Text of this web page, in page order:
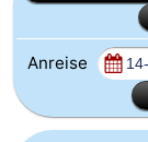
Appartements
Campingplätze
Anreise